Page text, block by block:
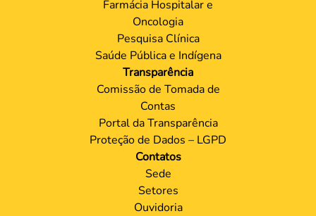
Farmácia Hospitalar e
Oncologia
Pesquisa Clínica
Saúde Pública e Indígena
Transparência
Comissão de Tomada de
Contas
Portal da Transparência
Proteção de Dados – LGPD
Contatos
Sede
Setores
Ouvidoria